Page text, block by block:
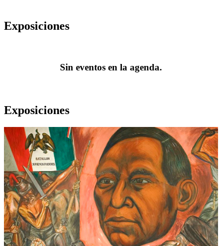
Exposiciones
Sin eventos en la agenda.
Exposiciones